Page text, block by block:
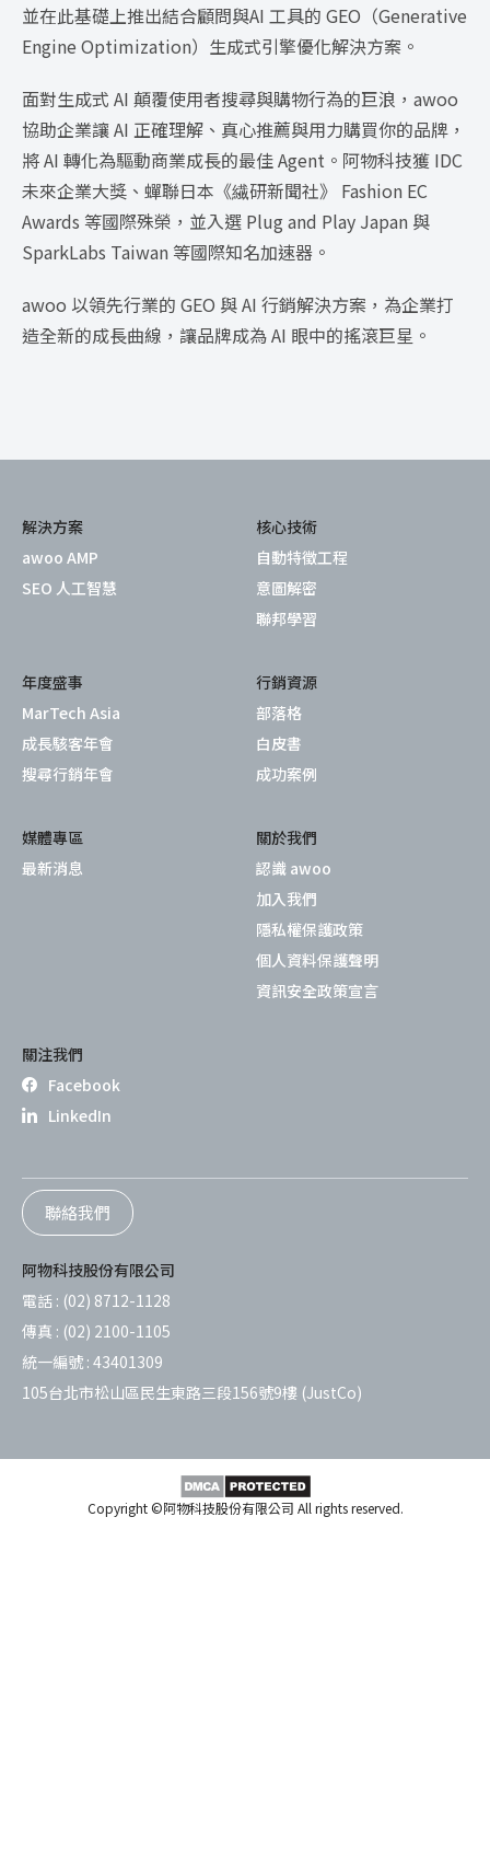
並在此基礎上推出結合顧問與AI 工具的 GEO（Generative
Engine Optimization）生成式引擎優化解決方案。
面對生成式 AI 顛覆使用者搜尋與購物行為的巨浪，awoo
協助企業讓 AI 正確理解、真心推薦與用力購買你的品牌，
將 AI 轉化為驅動商業成長的最佳 Agent。阿物科技獲 IDC
未來企業大獎、蟬聯日本《繊研新聞社》 Fashion EC
Awards 等國際殊榮，並入選 Plug and Play Japan 與
SparkLabs Taiwan 等國際知名加速器。
awoo 以領先行業的 GEO 與 AI 行銷解決方案，為企業打
造全新的成長曲線，讓品牌成為 AI 眼中的搖滾巨星。
解決方案
awoo AMP
SEO 人工智慧
核心技術
自動特徵工程
意圖解密
聯邦學習
年度盛事
MarTech Asia
成長駭客年會
搜尋行銷年會
行銷資源
部落格
白皮書
成功案例
媒體專區
最新消息
關於我們
認識 awoo
加入我們
隱私權保護政策
個人資料保護聲明
資訊安全政策宣言
關注我們
Facebook
LinkedIn
聯絡我們
阿物科技股份有限公司
電話 : (02) 8712-1128
傳真 : (02) 2100-1105
統一編號 : 43401309
105台北市松山區民生東路三段156號9樓 (JustCo)
Copyright ©阿物科技股份有限公司 All rights reserved.